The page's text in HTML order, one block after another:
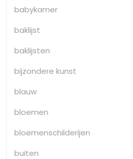
babykamer
baklijst
baklijsten
bijzondere kunst
blauw
bloemen
bloemenschilderijen
buiten